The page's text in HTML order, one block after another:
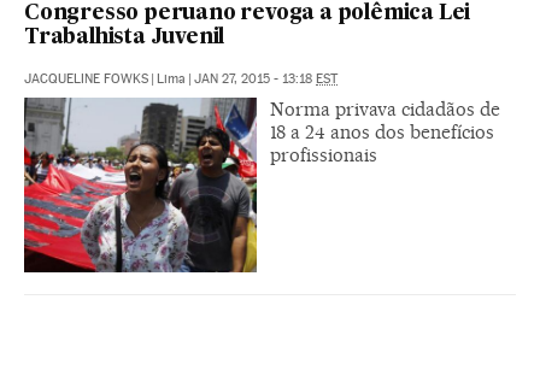
Congresso peruano revoga a polêmica Lei
Trabalhista Juvenil
JACQUELINE FOWKS | Lima | JAN 27, 2015 - 13:18 EST
Norma privava cidadãos de
18 a 24 anos dos benefícios
profissionais